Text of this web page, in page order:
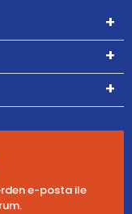
e-posta ile